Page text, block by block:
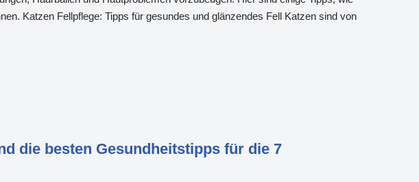
Katzen Fellpflege: Tipps für gesundes und glänzendes Fell Katzen sind von
die besten Gesundheitstipps für die 7